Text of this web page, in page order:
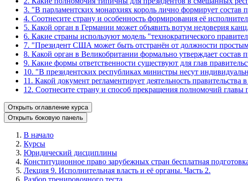
3. "В парламентских монархиях король лично формирует состав
4. Соотнесите страну и особенность формирования её
5. Какой орган в Германии может объявить вотум недоверия
6. Какие страны используют модель "технократического
7. "Президент США может быть отстранён от должности
8. Какой орган в Великобритании формально утверждает состав
9. Какие формы ответственности существуют для глав
10. "В президентских республиках министры несут
11. Какой документ регламентирует деятельность правительства
12. Соотнесите страну и способ прекращения полномочий главы
Открыть оглавление курса
Открыть боковую панель
В начало
Курсы
Юридический дисциплины
Конституционное право зарубежных стран бесплатная
Лекция 9. Исполнительная власть и её органы. Часть 2.